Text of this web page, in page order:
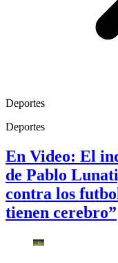
Deportes
Deportes
En Video: El
de Pablo
contra los
tienen cerebro”